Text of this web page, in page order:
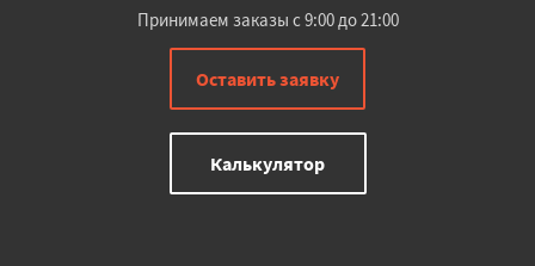
Принимаем заказы с 9:00 до 21:00
Оставить заявку
Калькулятор